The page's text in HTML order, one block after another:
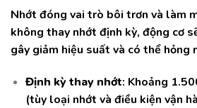
Nhớt đóng vai trò bôi trơn và làm
không thay nhớt định kỳ, động cơ
gây giảm hiệu suất và có thể hỏng
Định kỳ thay nhớt: Khoảng
(tùy loại nhớt và điều kiện vận